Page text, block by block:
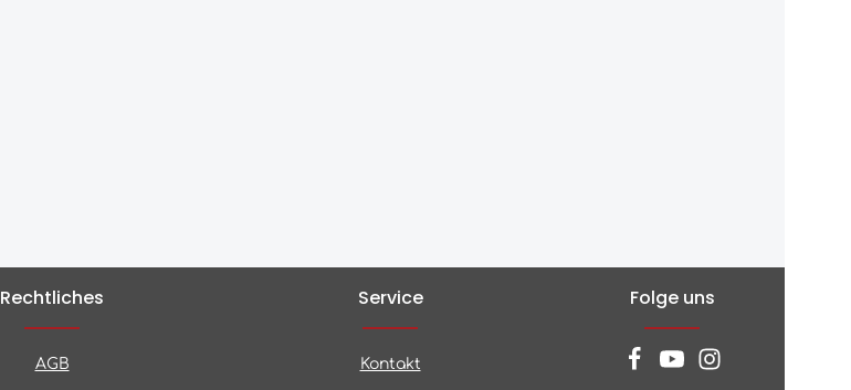
Rechtliches
AGB
Service
Kontakt
Folge uns